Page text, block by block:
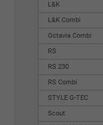
L&K
L&K Combi
Octavia Combi
RS
RS 230
RS Combi
STYLE G-TEC
Scout